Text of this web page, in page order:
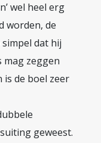
wel heel erg
worden, de
dat hij
mag zeggen
is de boel zeer
geweest.